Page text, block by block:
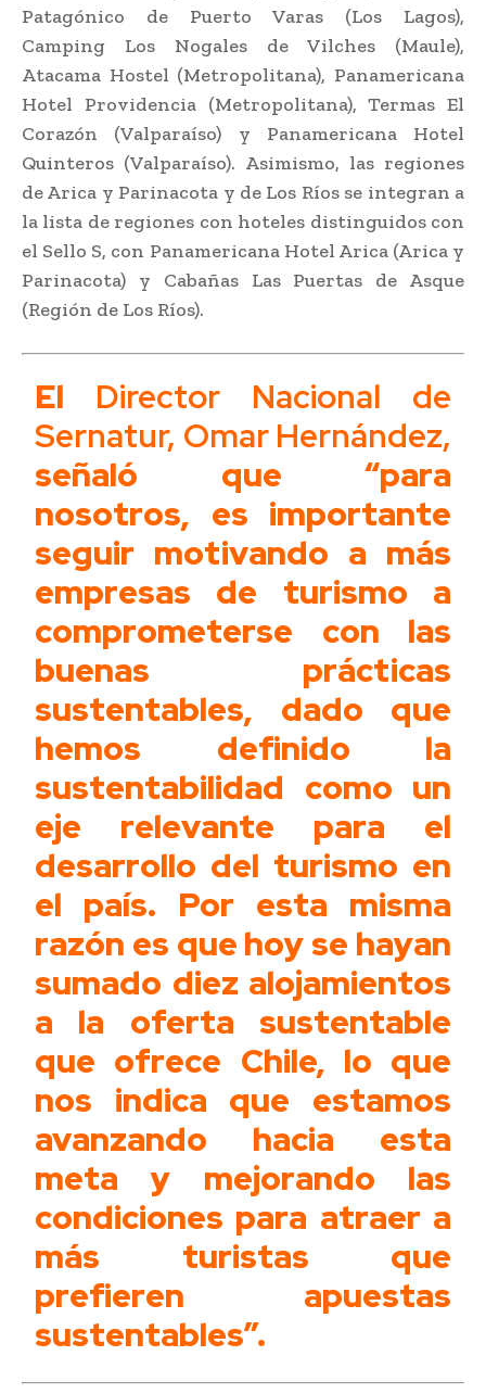
Patagónico de Puerto Varas (Los Lagos),
Camping Los Nogales de Vilches (Maule),
Atacama Hostel (Metropolitana), Panamericana
Hotel Providencia (Metropolitana), Termas El
Corazón (Valparaíso) y Panamericana Hotel
Quinteros (Valparaíso). Asimismo, las regiones
de Arica y Parinacota y de Los Ríos se integran a
la lista de regiones con hoteles distinguidos con
el Sello S, con Panamericana Hotel Arica (Arica y
Parinacota) y Cabañas Las Puertas de Asque
(Región de Los Ríos).
El Director Nacional de
Sernatur, Omar Hernández,
señaló que “para
nosotros, es importante
seguir motivando a más
empresas de turismo a
comprometerse con las
buenas prácticas
sustentables, dado que
hemos definido la
sustentabilidad como un
eje relevante para el
desarrollo del turismo en
el país. Por esta misma
razón es que hoy se hayan
sumado diez alojamientos
a la oferta sustentable
que ofrece Chile, lo que
nos indica que estamos
avanzando hacia esta
meta y mejorando las
condiciones para atraer a
más turistas que
prefieren apuestas
sustentables”.